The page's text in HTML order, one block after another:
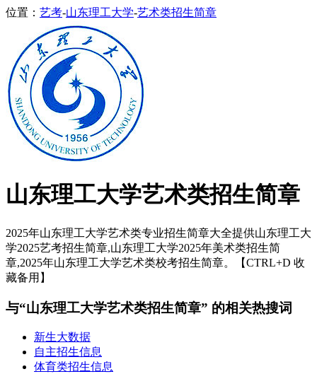
位置： 艺考-山东理工大学-艺术类招生简章
山东理工大学艺术类招生简章
2025年山东理工大学艺术类专业招生简章大全提供山东理工大
学2025艺考招生简章,山东理工大学2025年美术类招生简
章,2025年山东理工大学艺术类校考招生简章。【CTRL+D 收
藏备用】
与“山东理工大学艺术类招生简章” 的相关热搜词
新生大数据
自主招生信息
体育类招生信息